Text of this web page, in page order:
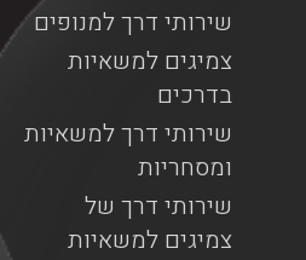
שירותי דרך למנופים
צמיגים למשאיות
בדרכים
שירותי דרך למשאיות
ומסחריות
שירותי דרך של
צמיגים למשאיות